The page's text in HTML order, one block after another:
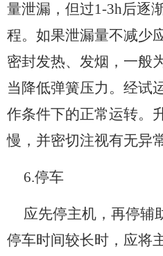
量泄漏，但过1-3h后逐
程。如果泄漏量不减少
密封发热、发烟，一般
当降低弹簧压力。经试
作条件下的正常运转。
慢，并密切注视有无异
6.停车
应先停主机，再停辅
停车时间较长时，应将